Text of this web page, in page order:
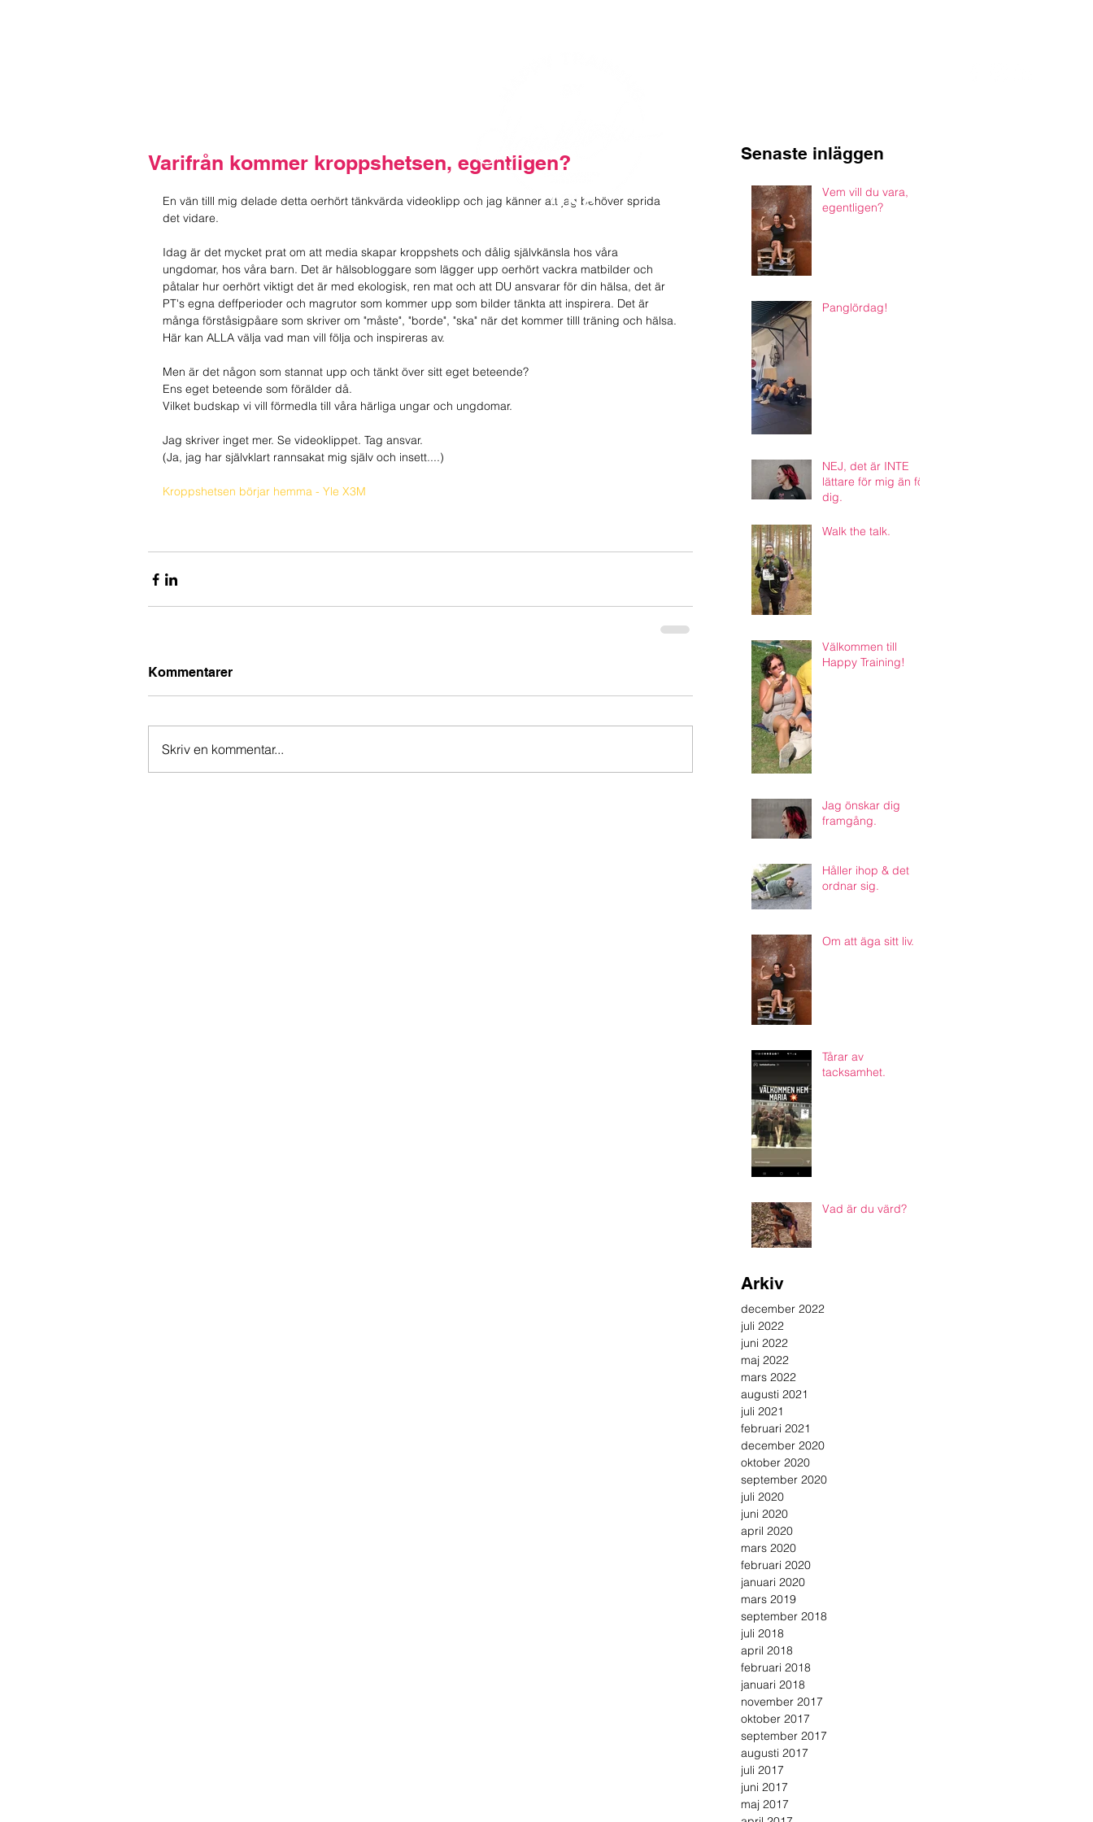
Varifrån kommer kroppshetsen, egentligen?
En vän tilll mig delade detta oerhört tänkvärda videoklipp och jag känner att jag behöver sprida
det vidare.
Idag är det mycket prat om att media skapar kroppshets och dålig självkänsla hos våra
ungdomar, hos våra barn. Det är hälsobloggare som lägger upp oerhört vackra matbilder och
påtalar hur oerhört viktigt det är med ekologisk, ren mat och att DU ansvarar för din hälsa, det är
PT's egna deffperioder och magrutor som kommer upp som bilder tänkta att inspirera. Det är
många förståsigpåare som skriver om "måste", "borde", "ska" när det kommer tilll träning och hälsa.
Här kan ALLA välja vad man vill följa och inspireras av.
Men är det någon som stannat upp och tänkt över sitt eget beteende?
Ens eget beteende som förälder då.
Vilket budskap vi vill förmedla till våra härliga ungar och ungdomar.
Jag skriver inget mer. Se videoklippet. Tag ansvar.
(Ja, jag har självklart rannsakat mig själv och insett....)
Kroppshetsen börjar hemma - Yle X3M
Kommentarer
Skriv en kommentar...
Senaste inläggen
Vem vill du vara,
egentligen?
Panglördag!
NEJ, det är INTE
lättare för mig än för
dig.
Walk the talk.
Välkommen till
Happy Training!
Jag önskar dig
framgång.
Håller ihop & det
ordnar sig.
Om att äga sitt liv.
Tårar av
tacksamhet.
Vad är du värd?
Arkiv
december 2022
juli 2022
juni 2022
maj 2022
mars 2022
augusti 2021
juli 2021
februari 2021
december 2020
oktober 2020
september 2020
juli 2020
juni 2020
april 2020
mars 2020
februari 2020
januari 2020
mars 2019
september 2018
juli 2018
april 2018
februari 2018
januari 2018
november 2017
oktober 2017
september 2017
augusti 2017
juli 2017
juni 2017
maj 2017